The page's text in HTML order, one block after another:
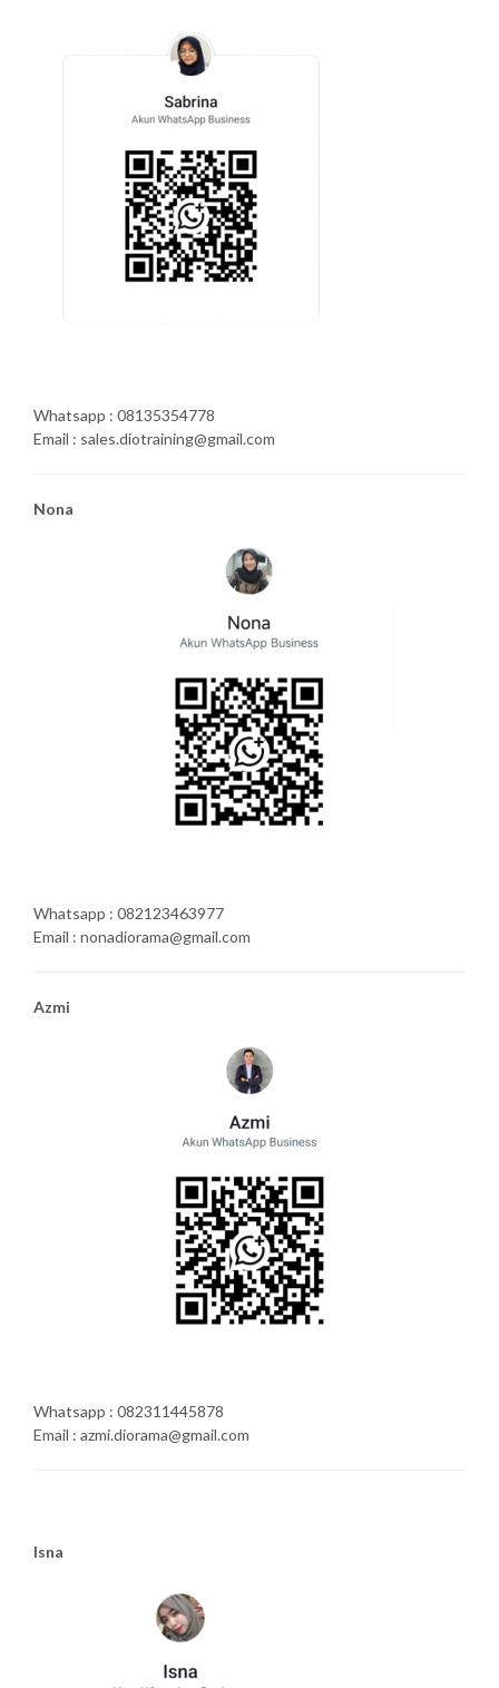
Whatsapp : 08135354778
Email : sales.diotraining@gmail.com
Nona
Whatsapp : 082123463977
Email : nonadiorama@gmail.com
Azmi
Whatsapp : 082311445878
Email : azmi.diorama@gmail.com
Isna